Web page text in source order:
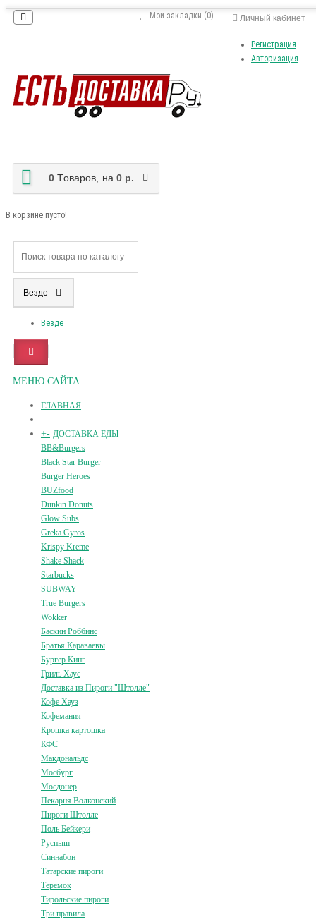
Личный кабинет
Регистрация
Авторизация
Мои закладки (0)
0 Tоваров, на 0 р.
В корзине пусто!
Везде
Везде
МЕНЮ САЙТА
ГЛАВНАЯ
+- ДОСТАВКА ЕДЫ
BB&Burgers
Black Star Burger
Burger Heroes
BUZfood
Dunkin Donuts
Glow Subs
Greka Gyros
Krispy Kreme
Shake Shack
Starbucks
SUBWAY
True Burgers
Wokker
Баскин Роббинс
Братья Караваевы
Бургер Кинг
Гриль Хаус
Доставка из Пироги "Штолле"
Кофе Хауз
Кофемания
Крошка картошка
КФС
Макдональдс
Мосбург
Мосдонер
Пекарня Волконский
Пироги Штолле
Поль Бейкери
Руспыш
Синнабон
Татарские пироги
Теремок
Тирольские пироги
Три правила